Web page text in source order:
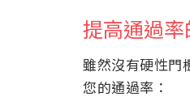
提高通過
雖然沒有硬性門
您的通過率：